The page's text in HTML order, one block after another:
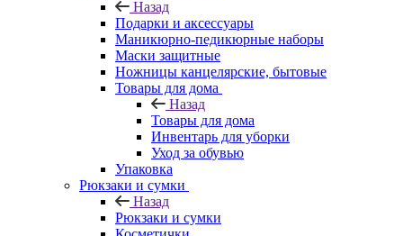
Назад
Подарки и аксессуары
Маникюрно-педикюрные наборы
Маски защитные
Ножницы канцелярские, бытовые
Товары для дома
Назад
Товары для дома
Инвентарь для уборки
Уход за обувью
Упаковка
Рюкзаки и сумки
Назад
Рюкзаки и сумки